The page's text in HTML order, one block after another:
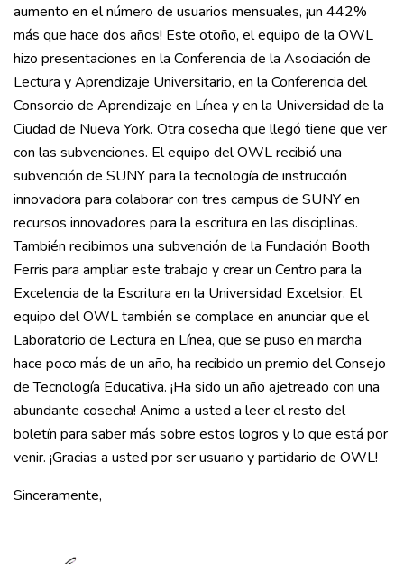
aumento en el número de usuarios mensuales, ¡un 442%
más que hace dos años! Este otoño, el equipo de la OWL
hizo presentaciones en la Conferencia de la Asociación de
Lectura y Aprendizaje Universitario, en la Conferencia del
Consorcio de Aprendizaje en Línea y en la Universidad de la
Ciudad de Nueva York. Otra cosecha que llegó tiene que ver
con las subvenciones. El equipo del OWL recibió una
subvención de SUNY para la tecnología de instrucción
innovadora para colaborar con tres campus de SUNY en
recursos innovadores para la escritura en las disciplinas.
También recibimos una subvención de la Fundación Booth
Ferris para ampliar este trabajo y crear un Centro para la
Excelencia de la Escritura en la Universidad Excelsior. El
equipo del OWL también se complace en anunciar que el
Laboratorio de Lectura en Línea, que se puso en marcha
hace poco más de un año, ha recibido un premio del Consejo
de Tecnología Educativa. ¡Ha sido un año ajetreado con una
abundante cosecha! Animo a usted a leer el resto del
boletín para saber más sobre estos logros y lo que está por
venir. ¡Gracias a usted por ser usuario y partidario de OWL!
Sinceramente,